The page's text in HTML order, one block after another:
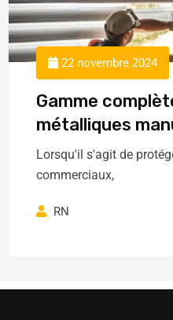
22 novembre 2024
Gamme
métalliques
Lorsqu'il s'agit de
commerciaux,
RN